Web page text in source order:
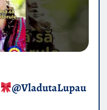
​@VladutaLupau